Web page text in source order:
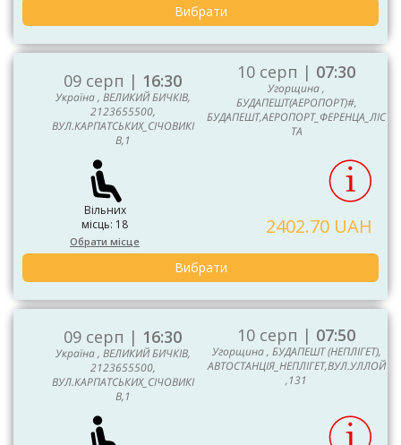
Вибрати
09 серп | 16:30
Україна , ВЕЛИКИЙ БИЧКІВ,
2123655500,
ВУЛ.КАРПАТСЬКИХ_СІЧОВИКІ
В,1
10 серп | 07:30
Угорщина ,
БУДАПЕШТ(АЕРОПОРТ)#,
БУДАПЕШТ,АЕРОПОРТ_ФЕРЕНЦА_ЛІС
ТА
Вільних
місць: 18
Обрати місце
2402.70 UAH
Вибрати
09 серп | 16:30
Україна , ВЕЛИКИЙ БИЧКІВ,
2123655500,
ВУЛ.КАРПАТСЬКИХ_СІЧОВИКІ
В,1
10 серп | 07:50
Угорщина , БУДАПЕШТ (НЕПЛІГЕТ),
АВТОСТАНЦІЯ_НЕПЛІГЕТ,ВУЛ.УЛЛОЙ
,131